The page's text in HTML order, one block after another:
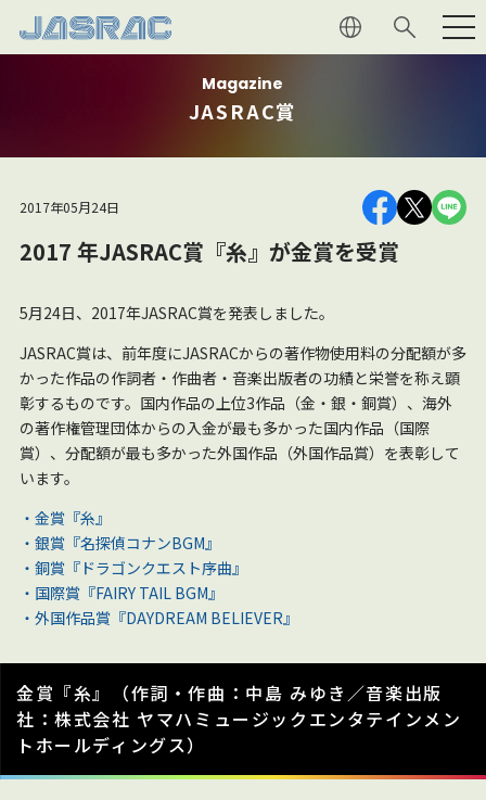
権利者の皆さま
JASRACについて
マガジン
採用情報
よくあるご質問
Magazine
JASRAC賞
2017年05月24日
2017 年JASRAC賞『糸』が金賞を受賞
5月24日、2017年JASRAC賞を発表しました。
JASRAC賞は、前年度にJASRACからの著作物使用料の分配額が多
かった作品の作詞者・作曲者・音楽出版者の功績と栄誉を称え顕
彰するものです。国内作品の上位3作品（金・銀・銅賞）、海外
の著作権管理団体からの入金が最も多かった国内作品（国際
賞）、分配額が最も多かった外国作品（外国作品賞）を表彰して
います。
・金賞『糸』
・銀賞『名探偵コナンBGM』
・銅賞『ドラゴンクエスト序曲』
・国際賞『FAIRY TAIL BGM』
・外国作品賞『DAYDREAM BELIEVER』
金賞『糸』（作詞・作曲：中島 みゆき／音楽出版
社：株式会社 ヤマハミュージックエンタテインメン
トホールディングス）